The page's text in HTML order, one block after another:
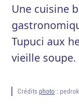
Une cuisine
Tupuci aux
vieille soupe.
Crédits photo :